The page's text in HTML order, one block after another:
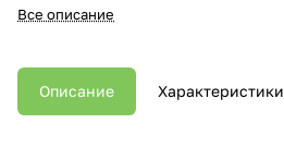
Все описание
Описание Характеристики